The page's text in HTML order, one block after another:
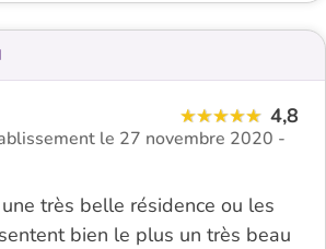
4,8
le 27 novembre 2020 -
très belle résidence ou les
bien le plus un très beau